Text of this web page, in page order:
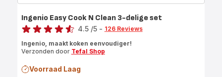
Ingenio Easy Cook N Clean 3-delige set
Score
4.5 /5 - 126 Reviews
Ingenio, maakt koken eenvoudiger!
Verzonden door Tefal Shop
Voorraad Laag